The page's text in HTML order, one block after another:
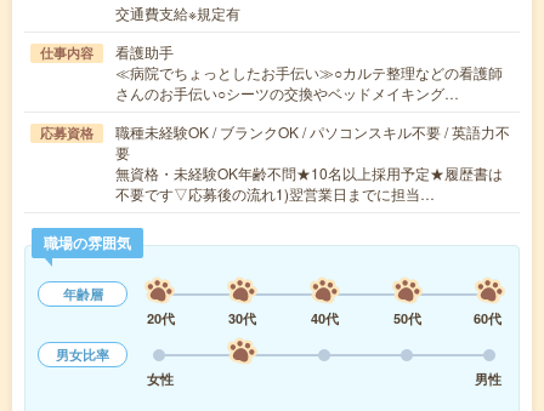
交通費支給※規定有
仕事内容
看護助手
≪病院でちょっとしたお手伝い≫○カルテ整理などの看護師
さんのお手伝い○シーツの交換やベッドメイキング…
応募資格
職種未経験OK / ブランクOK / パソコンスキル不要 / 英語力不
要
無資格・未経験OK年齢不問★10名以上採用予定★履歴書は
不要です▽応募後の流れ1)翌営業日までに担当…
職場の雰囲気
年齢層
20代
30代 40代 50代
60代
男女比率
女性
男性